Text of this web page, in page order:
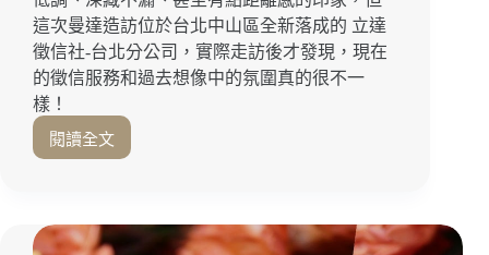
這次曼達造訪位於台北中山區全新落成的 立達
徵信社-台北分公司，實際走訪後才發現，現在
的徵信服務和過去想像中的氛圍真的很不一
樣！
閱讀全文
台
區